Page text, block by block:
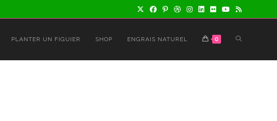
PLANTER UN FIGUIER SHOP ENGRAIS NATUREL 0 TOGGLE